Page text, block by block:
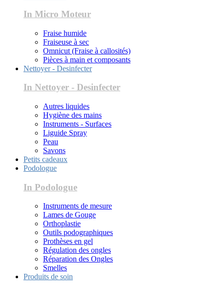
In Micro Moteur
Fraise humide
Fraiseuse à sec
Omnicut (Fraise à callosités)
Pièces à main et composants
Nettoyer - Desinfecter
In Nettoyer - Desinfecter
Autres liquides
Hygiène des mains
Instruments - Surfaces
Liguide Spray
Peau
Savons
Petits cadeaux
Podologue
In Podologue
Instruments de mesure
Lames de Gouge
Orthoplastie
Outils podographiques
Prothèses en gel
Régulation des ongles
Réparation des Ongles
Smelles
Produits de soin